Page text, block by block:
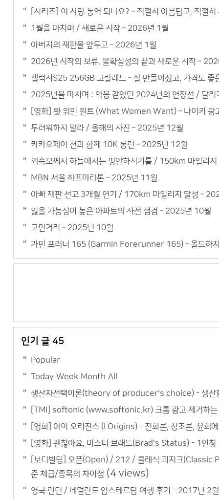
[시리즈] 이 사랑 통역 되나요? – 적절히 아름답고, 적절히
1월을 마치며 / 새로운 시작 – 2026년 1월
아버지의 재판을 앞두고 – 2026년 1월
2026년 시작의 보류, 불확실성의 끝과 새로운 시작 –
갤럭시S25 256GB 코랄레드 – 잘 만들어졌고, 가격도 좋
2025년을 마치며 : 악몽 같았던 2024년의 연장선 / 달
[영화] 왓 위민 원트 (What Women Want) – 나이키
두려워하지 말라 / 올해의 사진 – 2025년 12월
카카오페이 션과 함께 10K 롱런 – 2025년 12월
외숙모께서 하늘에서는 평안하시기를 / 150km 마일리
MBN 서울 하프마라톤 – 2025년 11월
아빠 재판 선고 3개월 연기 / 170km 마일리지 달성 –
잃을 가능성이 높은 아파트의 사전 점검 – 2025년 10월
고민거리 – 2025년 10월
가민 포러너 165 (Garmin Forerunner 165) – 올드하지
인기 글 45
Popular
Today Week Month All
생산자선택이론(theory of producer's choice) - 생
[TMI] softonic (www.softonic.kr) 크롬 광고 제거하는
[영화] 아이 오리진스 (I Origins) - 진화론, 창조론, 윤회
[영화] 괜찮아요, 미스터 브래드(Brad's Status) - 1인칭
[보디빌딩] 오픈(Open) / 212 / 클래식 피지크(Classic
준 체급/종목의 차이점 (4 views)
영국 런던 / 네덜란드 암스테르담 여행 후기 - 2017년 2월